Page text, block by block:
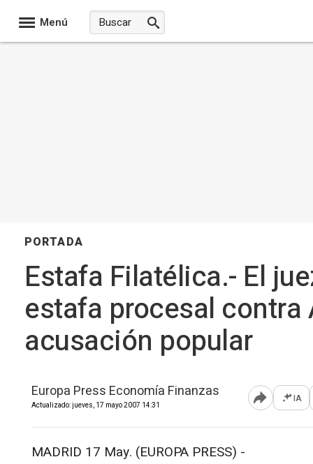
Menú
PORTADA
Estafa Filatélica.- El
estafa procesal
acusación popular
Europa Press Economía Finanzas
Actualizado: jueves, 17 mayo 2007 14:31 Abrir IA
MADRID 17 May. (EUROPA PRESS) -